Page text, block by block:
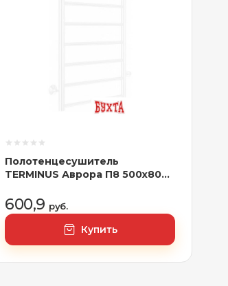
Полотенцесушитель
TERMINUS Аврора П8 500x800
50,RAL 9003)
600,9 руб.
Купить